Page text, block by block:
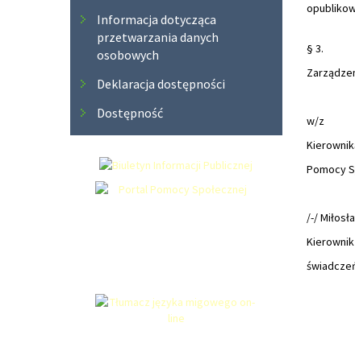
Informacja dotycząca
przetwarzania danych
osobowych
Deklaracja dostępności
Dostępność
§ 3.
w/z
/-/